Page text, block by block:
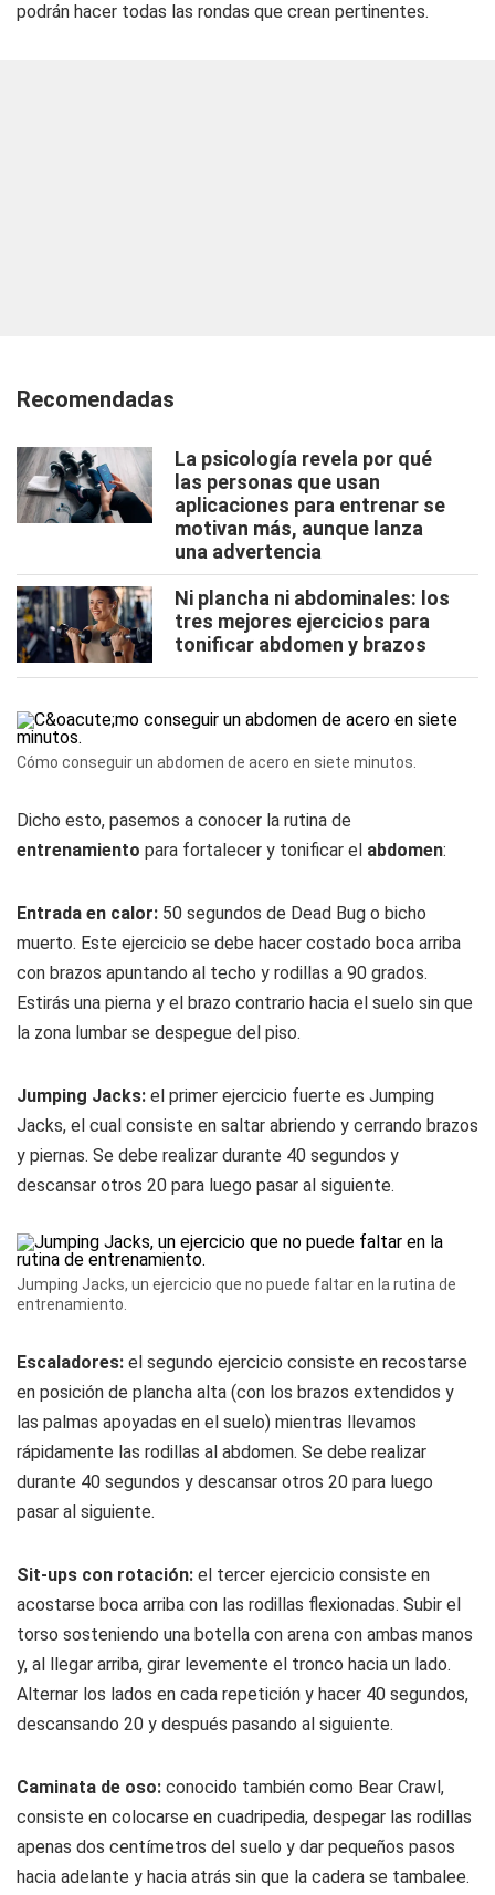
podrán hacer todas las rondas que crean pertinentes.
Recomendadas
La psicología revela por qué
las personas que usan
aplicaciones para entrenar se
motivan más, aunque lanza
una advertencia
Ni plancha ni abdominales: los
tres mejores ejercicios para
tonificar abdomen y brazos
Cómo conseguir un abdomen de acero en siete minutos.
Dicho esto, pasemos a conocer la rutina de
entrenamiento para fortalecer y tonificar el abdomen:
Entrada en calor: 50 segundos de Dead Bug o bicho
muerto. Este ejercicio se debe hacer costado boca arriba
con brazos apuntando al techo y rodillas a 90 grados.
Estirás una pierna y el brazo contrario hacia el suelo sin que
la zona lumbar se despegue del piso.
Jumping Jacks: el primer ejercicio fuerte es Jumping
Jacks, el cual consiste en saltar abriendo y cerrando brazos
y piernas. Se debe realizar durante 40 segundos y
descansar otros 20 para luego pasar al siguiente.
Jumping Jacks, un ejercicio que no puede faltar en la rutina de
entrenamiento.
Escaladores: el segundo ejercicio consiste en recostarse
en posición de plancha alta (con los brazos extendidos y
las palmas apoyadas en el suelo) mientras llevamos
rápidamente las rodillas al abdomen. Se debe realizar
durante 40 segundos y descansar otros 20 para luego
pasar al siguiente.
Sit-ups con rotación: el tercer ejercicio consiste en
acostarse boca arriba con las rodillas flexionadas. Subir el
torso sosteniendo una botella con arena con ambas manos
y, al llegar arriba, girar levemente el tronco hacia un lado.
Alternar los lados en cada repetición y hacer 40 segundos,
descansando 20 y después pasando al siguiente.
Caminata de oso: conocido también como Bear Crawl,
consiste en colocarse en cuadripedia, despegar las rodillas
apenas dos centímetros del suelo y dar pequeños pasos
hacia adelante y hacia atrás sin que la cadera se tambalee.